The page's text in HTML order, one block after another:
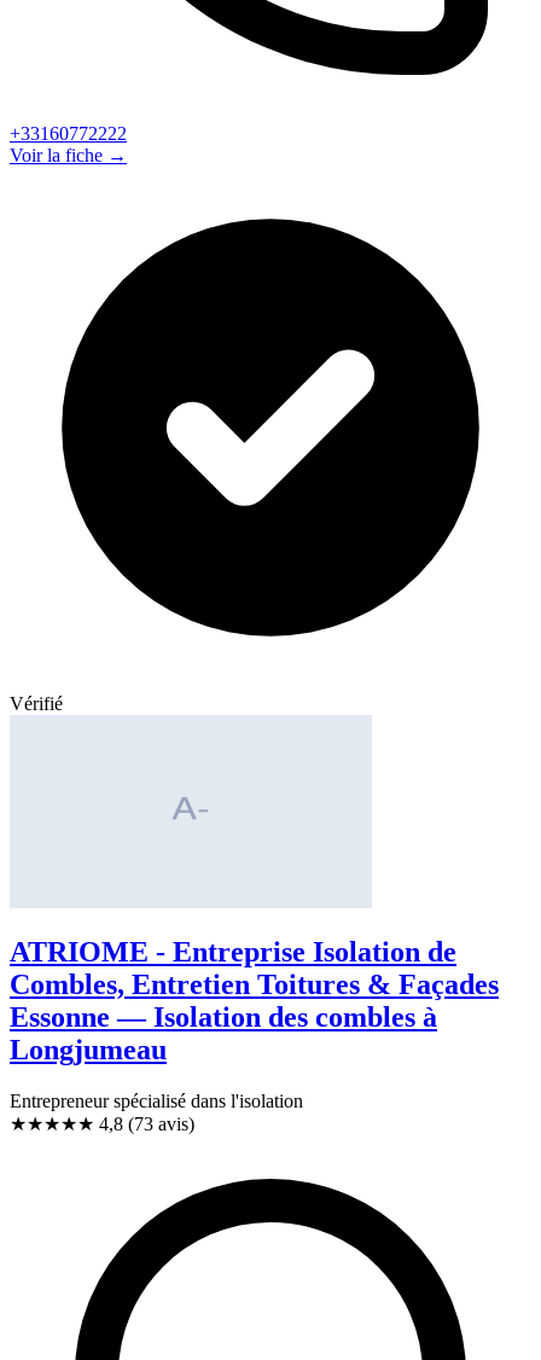
+33160772222
Voir la fiche →
Vérifié
ATRIOME - Entreprise Isolation de
Combles, Entretien Toitures & Façades
Essonne — Isolation des combles à
Longjumeau
Entrepreneur spécialisé dans l'isolation
★★★★★ 4,8 (73 avis)